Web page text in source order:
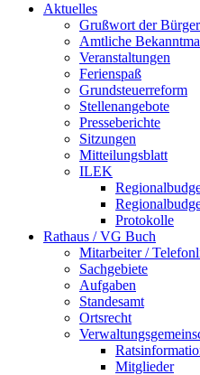
Aktuelles
Grußwort der
Amtliche
Veranstaltungen
Ferienspaß
Grundsteuerreform
Stellenangebote
Presseberichte
Sitzungen
Mitteilungsblatt
ILEK
Protokolle
Rathaus / VG Buch
Mitarbeiter /
Sachgebiete
Aufgaben
Standesamt
Ortsrecht
Mitglieder